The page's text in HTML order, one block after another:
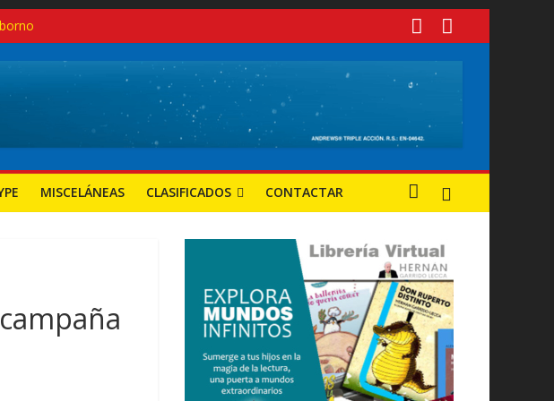
de 2025: ¿Qué sectores tuvieron mayor progreso?
los cierres: desafíos y oportunidades
agrario?
MISCELÁNEAS CLASIFICADOS CONTACTAR